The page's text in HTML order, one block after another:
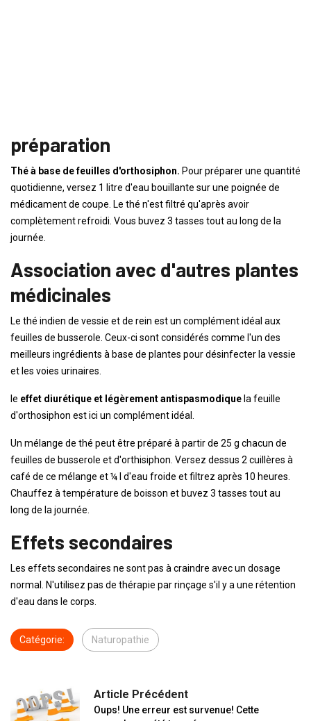
préparation
Thé à base de feuilles d'orthosiphon. Pour préparer une quantité
quotidienne, versez 1 litre d'eau bouillante sur une poignée de
médicament de coupe. Le thé n'est filtré qu'après avoir
complètement refroidi. Vous buvez 3 tasses tout au long de la
journée.
Association avec d'autres plantes
médicinales
Le thé indien de vessie et de rein est un complément idéal aux
feuilles de busserole. Ceux-ci sont considérés comme l'un des
meilleurs ingrédients à base de plantes pour désinfecter la vessie
et les voies urinaires.
le effet diurétique et légèrement antispasmodique la feuille
d'orthosiphon est ici un complément idéal.
Un mélange de thé peut être préparé à partir de 25 g chacun de
feuilles de busserole et d'orthisiphon. Versez dessus 2 cuillères à
café de ce mélange et ¼ l d'eau froide et filtrez après 10 heures.
Chauffez à température de boisson et buvez 3 tasses tout au
long de la journée.
Effets secondaires
Les effets secondaires ne sont pas à craindre avec un dosage
normal. N'utilisez pas de thérapie par rinçage s'il y a une rétention
d'eau dans le corps.
Catégorie: Naturopathie
Article Précédent
Oups! Une erreur est survenue! Cette